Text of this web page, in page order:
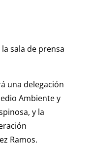
sala de prensa
una delegación
Ambiente y
y la
Ramos.